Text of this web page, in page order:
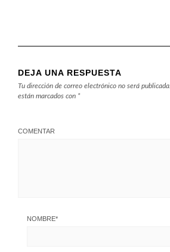
DEJA UNA RESPUESTA
Tu dirección de correo electrónico no será publicada.
están marcados con *
COMENTAR
NOMBRE*